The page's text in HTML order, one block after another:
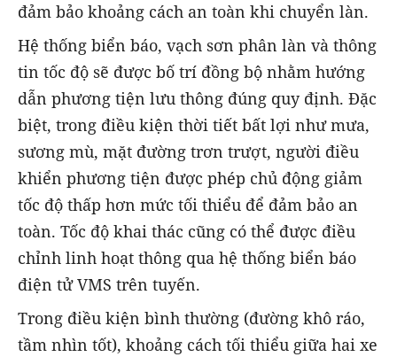
đảm bảo khoảng cách an toàn khi chuyển làn.
Hệ thống biển báo, vạch sơn phân làn và thông
tin tốc độ sẽ được bố trí đồng bộ nhằm hướng
dẫn phương tiện lưu thông đúng quy định. Đặc
biệt, trong điều kiện thời tiết bất lợi như mưa,
sương mù, mặt đường trơn trượt, người điều
khiển phương tiện được phép chủ động giảm
tốc độ thấp hơn mức tối thiểu để đảm bảo an
toàn. Tốc độ khai thác cũng có thể được điều
chỉnh linh hoạt thông qua hệ thống biển báo
điện tử VMS trên tuyến.
Trong điều kiện bình thường (đường khô ráo,
tầm nhìn tốt), khoảng cách tối thiểu giữa hai xe